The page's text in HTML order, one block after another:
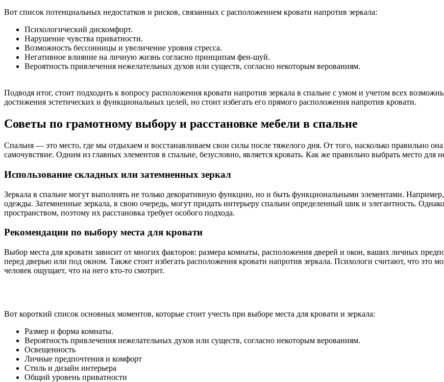
Вот список потенциальных недостатков и рисков, связанных с расположением кровати напротив зеркала:
Психологический дискомфорт.
Нарушение чувства приватности.
Возможность бессонницы и увеличение уровня стресса.
Негативное влияние на личную жизнь согласно принципам фен-шуй.
Вероятность привлечения нежелательных духов или существ, согласно некоторым верованиям.
Подводя итог, стоит подходить к вопросу расположения кровати напротив зеркала в спальне с умом и учетом всех
достижения эстетических и функциональных целей, но стоит избегать его прямого расположения напротив кровати.
Советы по грамотному выбору и расстановке мебели в спальне
Спальня — это место, где мы отдыхаем и восстанавливаем свои силы после тяжелого дня. От того, насколько правильно
самочувствие. Одним из главных элементов в спальне, безусловно, является кровать. Как же правильно выбрать место для
Использование складных или затемненных зеркал
Зеркала в спальне могут выполнять не только декоративную функцию, но и быть функциональными элементами.
одежды. Затемненные зеркала, в свою очередь, могут придать интерьеру спальни определенный шик и элегантность.
пространством, поэтому их расстановка требует особого подхода.
Рекомендации по выбору места для кровати
Выбор места для кровати зависит от многих факторов: размера комнаты, расположения дверей и окон, ваших личных
перед дверью или под окном. Также стоит избегать расположения кровати напротив зеркала. Психологи считают, что это
человек ощущает, что на него кто-то смотрит.
Вот короткий список основных моментов, которые стоит учесть при выборе места для кровати и зеркала:
Размер и форма комнаты.
Вероятность привлечения нежелательных духов или существ, согласно некоторым верованиям.
Освещенность
Личные предпочтения и комфорт
Стиль и дизайн интерьера
Общий уровень приватности